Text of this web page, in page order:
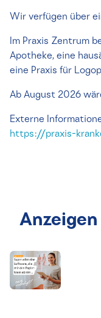
Wir verfügen über
Im Praxis Zentrum
Apotheke, eine
eine Praxis für
Ab August 2026
Externe
https://praxis-
Anzeigen